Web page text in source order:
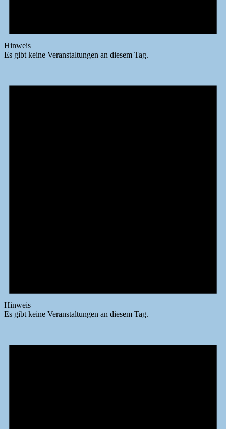
Hinweis
Es gibt keine Veranstaltungen an diesem Tag.
Hinweis
Es gibt keine Veranstaltungen an diesem Tag.